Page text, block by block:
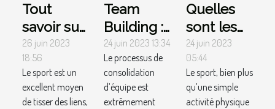
Tout
savoir sur
les teams
buildings
sportifs
26 juin 2023
18:56
Le sport est un
excellent moyen
de tisser des liens,
Team
Building :
activités
originales
en
présentiel
24 juin 2023 13:34
Le processus de
consolidation
d’équipe est
extrêmement
Quelles
sont les
activités
sportives
que vous
pouvez
24 juin 2023
05:44
Le sport, bien plus
qu’une simple
activité physique